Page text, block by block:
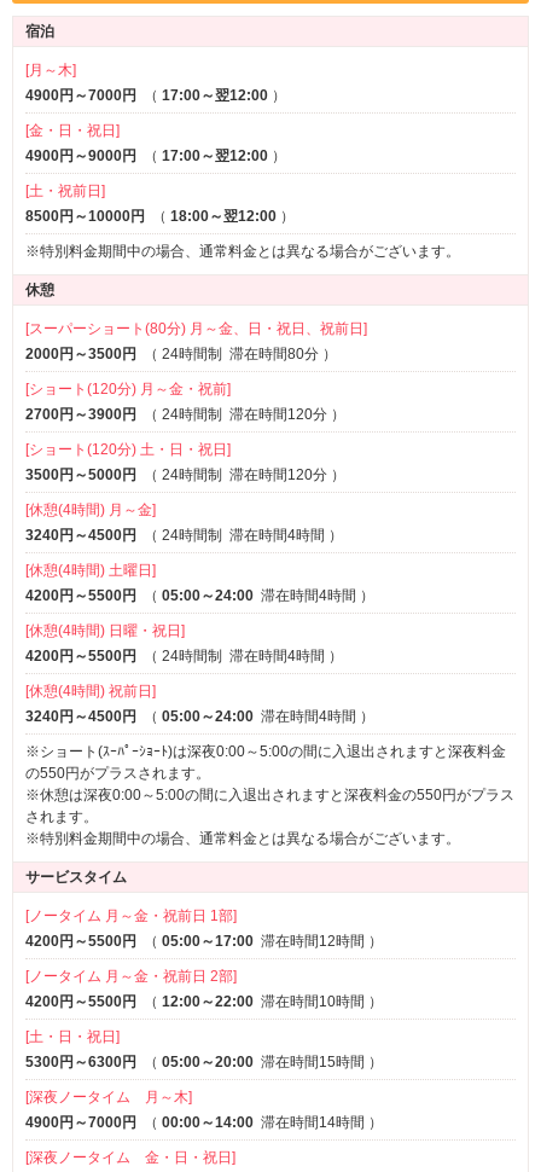
✼••┈┈┈┈┈┈┈┈••✼
当ホテルでは新型コロナウイルス対策を
実施しております
館内・客室において、消毒スプレー・次亜塩素酸による除菌、消
毒・換気清掃を行っております
また、スタッフの体調管理、こまめな手洗いうがい、アルコール
による手指消毒の徹底しております
お客様の安心と安全を第一に考え、対策に取り組んでおります
要CHECK
◆無料最新オンデマンド設置
映画・ドラマ・アニメ・お笑いアダルトなどなど、
毎月更新
観たかったあの映画やドラマがお部屋で観れちゃう
◆ウェルカムドリンクサービス
お一人様１杯無料 生ビールorソフトドリンクをお選びください
◆全室ウォーターサーバー設置
◆全室ハンディーマッサージャー設置
◆全室携帯充電器設置
◆コスチューム＆セクシーランジェリーレンタル
（別途クリーニング代）
憧れのシチュエーションをお楽しみください
◆全室加湿器機能付き空気清浄機設置
他店には負けないほどの
サービス＆リーズナブルな価格
その他季節のイベントも開催中
ぜひ、遊Ｌａｂに足をお運びください
コスプレ
サービス
ルームサービス
宿泊
[月～木]
4900円～7000円
（ 17:00～翌12:00 ）
[金・日・祝日]
4900円～9000円
（ 17:00～翌12:00 ）
[土・祝前日]
8500円～10000円
（ 18:00～翌12:00 ）
※特別料金期間中の場合、通常料金とは異なる場合がございます。
休憩
[スーパーショート(80分) 月～金、日・祝日、祝前日]
2000円～3500円
（ 24時間制 滞在時間80分 ）
[ショート(120分) 月～金・祝前]
2700円～3900円
（ 24時間制 滞在時間120分 ）
[ショート(120分) 土・日・祝日]
3500円～5000円
（ 24時間制 滞在時間120分 ）
[休憩(4時間) 月～金]
3240円～4500円
（ 24時間制 滞在時間4時間 ）
[休憩(4時間) 土曜日]
4200円～5500円
（ 05:00～24:00 滞在時間4時間 ）
[休憩(4時間) 日曜・祝日]
4200円～5500円
（ 24時間制 滞在時間4時間 ）
[休憩(4時間) 祝前日]
3240円～4500円
（ 05:00～24:00 滞在時間4時間 ）
※ショート(ｽｰﾊﾟｰｼｮｰﾄ)は深夜0:00～5:00の間に入退出されますと深夜料金
の550円がプラスされます。
※休憩は深夜0:00～5:00の間に入退出されますと深夜料金の550円がプラス
されます。
※特別料金期間中の場合、通常料金とは異なる場合がございます。
サービスタイム
[ノータイム 月～金・祝前日 1部]
4200円～5500円
（ 05:00～17:00 滞在時間12時間 ）
[ノータイム 月～金・祝前日 2部]
4200円～5500円
（ 12:00～22:00 滞在時間10時間 ）
[土・日・祝日]
5300円～6300円
（ 05:00～20:00 滞在時間15時間 ）
[深夜ノータイム 月～木]
4900円～7000円
（ 00:00～14:00 滞在時間14時間 ）
[深夜ノータイム 金・日・祝日]